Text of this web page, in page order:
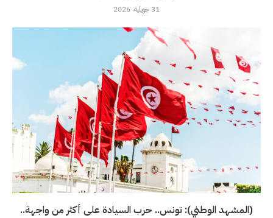
31 جويلية، 2026
(المشهد الوطني): تونس.. حرب السيادة على أكثر من واجهة..